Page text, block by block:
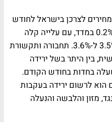
לצרכן בישראל לחודש
נובמבר. אנו צופים ירידה של 0.2% במדד, עם עלייה קלה
בקצב האינפלציה השנתי מ-3.5% ל-3.6%. תחבורה ותקשורת
בין היתר בשל ירידה
בחדות בחודש הקודם.
הוא לרשום ירידה בעקבות
מזון והלבשה והנעלה